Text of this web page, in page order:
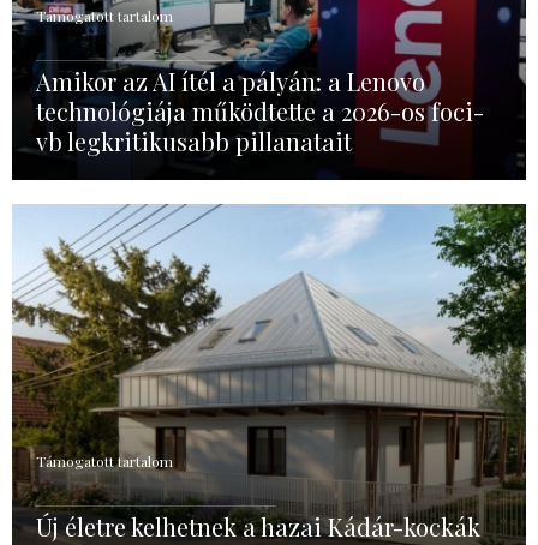
Támogatott tartalom
Amikor az AI ítél a pályán: a Lenovo
technológiája működtette a 2026-os foci-
vb legkritikusabb pillanatait
Támogatott tartalom
Új életre kelhetnek a hazai Kádár-kockák